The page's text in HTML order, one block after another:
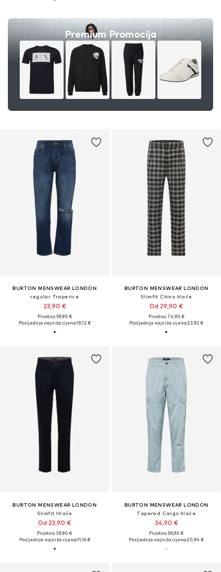
Premium Promocija
BURTON MENSWEAR LONDON
regular Traperice
23,90 €
Prvotno: 59,90 €
Posljednja najniža cijena:19,12 €
BURTON MENSWEAR LONDON
Slimfit Chino hlače
Od 29,90 €
Prvotno: 74,90 €
Posljednja najniža cijena:23,92 €
BURTON MENSWEAR LONDON
Slimfit Hlače
Od 23,90 €
Prvotno: 39,90 €
Posljednja najniža cijena:11,16 €
BURTON MENSWEAR LONDON
Tapered Cargo hlače
34,90 €
Prvotno: 59,90 €
Posljednja najniža cijena:20,94 €